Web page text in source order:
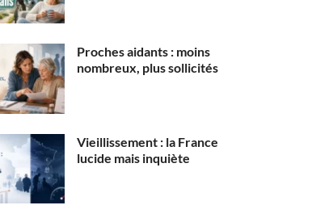
Proches aidants : moins
nombreux, plus sollicités
Vieillissement : la France
lucide mais inquiète